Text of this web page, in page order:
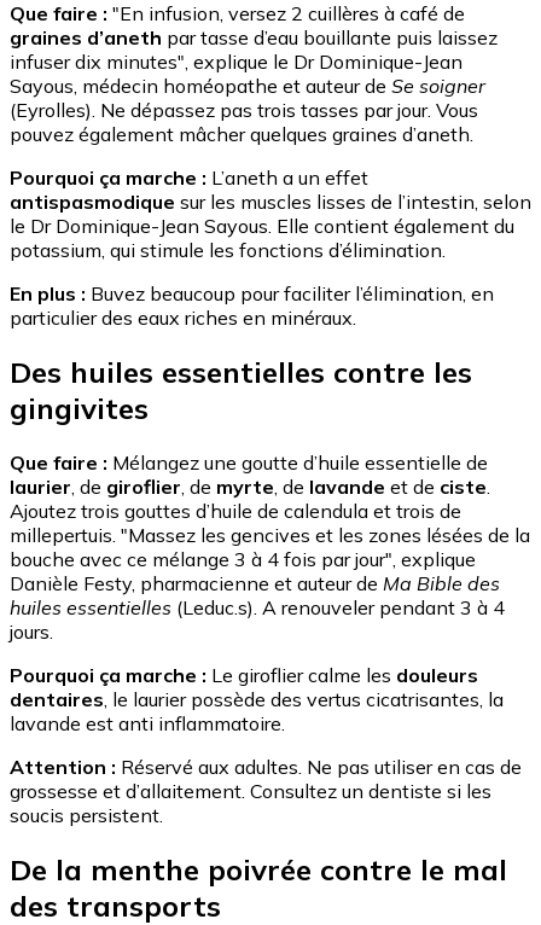
Que faire : "En infusion, versez 2 cuillères à café de
graines d’aneth par tasse d’eau bouillante puis laissez
infuser dix minutes", explique le Dr Dominique-Jean
Sayous, médecin homéopathe et auteur de Se soigner
(Eyrolles). Ne dépassez pas trois tasses par jour. Vous
pouvez également mâcher quelques graines d’aneth.
Pourquoi ça marche : L’aneth a un effet
antispasmodique sur les muscles lisses de l’intestin, selon
le Dr Dominique-Jean Sayous. Elle contient également du
potassium, qui stimule les fonctions d’élimination.
En plus : Buvez beaucoup pour faciliter l’élimination, en
particulier des eaux riches en minéraux.
Des huiles essentielles contre les
gingivites
Que faire : Mélangez une goutte d’huile essentielle de
laurier, de giroflier, de myrte, de lavande et de ciste.
Ajoutez trois gouttes d’huile de calendula et trois de
millepertuis. "Massez les gencives et les zones lésées de la
bouche avec ce mélange 3 à 4 fois par jour", explique
Danièle Festy, pharmacienne et auteur de Ma Bible des
huiles essentielles (Leduc.s). A renouveler pendant 3 à 4
jours.
Pourquoi ça marche : Le giroflier calme les douleurs
dentaires, le laurier possède des vertus cicatrisantes, la
lavande est anti inflammatoire.
Attention : Réservé aux adultes. Ne pas utiliser en cas de
grossesse et d’allaitement. Consultez un dentiste si les
soucis persistent.
De la menthe poivrée contre le mal
des transports